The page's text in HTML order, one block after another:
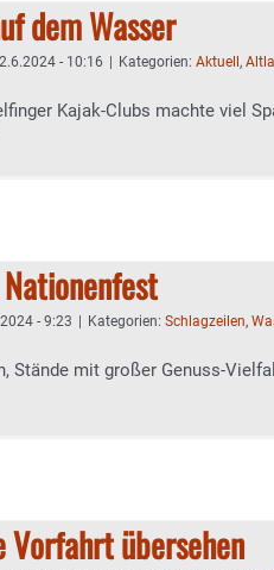
dem Wasser
- 10:16 Kategorien: Aktuell ,
Kajak-Clubs machte viel
- 9:23 Kategorien: Schlagzeilen,
Stände mit großer Genuss-
Vorfahrt übersehen